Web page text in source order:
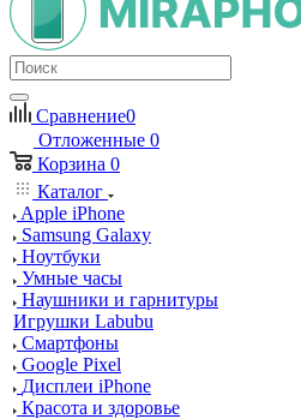
Сравнение0
Отложенные 0
Корзина 0
Каталог
Apple iPhone
Samsung Galaxy
Ноутбуки
Умные часы
Наушники и гарнитуры
Игрушки Labubu
Смартфоны
Google Pixel
Дисплеи iPhone
Красота и здоровье